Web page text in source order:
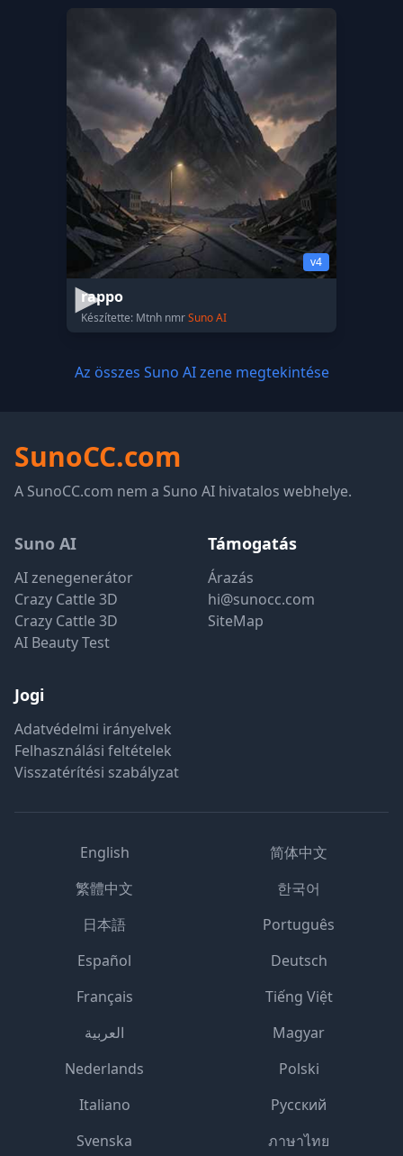
v4
rappo
Készítette: Mtnh nmrSuno AI
Az összes Suno AI zene megtekintése
SunoCC.com
A SunoCC.com nem a Suno AI hivatalos webhelye.
Suno AI
AI zenegenerátor
Crazy Cattle 3D
Crazy Cattle 3D
AI Beauty Test
Támogatás
Árazás
hi@sunocc.com
SiteMap
Jogi
Adatvédelmi irányelvek
Felhasználási feltételek
Visszatérítési szabályzat
English
简体中文
繁體中文
한국어
日本語
Português
Español
Deutsch
Français
Tiếng Việt
العربية
Magyar
Nederlands
Polski
Italiano
Русский
Svenska
ภาษาไทย